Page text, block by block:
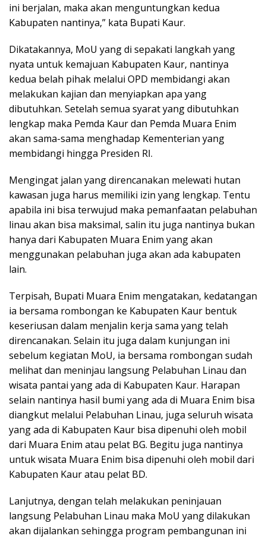
ini berjalan, maka akan menguntungkan kedua
Kabupaten nantinya,” kata Bupati Kaur.
Dikatakannya, MoU yang di sepakati langkah yang
nyata untuk kemajuan Kabupaten Kaur, nantinya
kedua belah pihak melalui OPD membidangi akan
melakukan kajian dan menyiapkan apa yang
dibutuhkan. Setelah semua syarat yang dibutuhkan
lengkap maka Pemda Kaur dan Pemda Muara Enim
akan sama-sama menghadap Kementerian yang
membidangi hingga Presiden RI.
Mengingat jalan yang direncanakan melewati hutan
kawasan juga harus memiliki izin yang lengkap. Tentu
apabila ini bisa terwujud maka pemanfaatan pelabuhan
linau akan bisa maksimal, salin itu juga nantinya bukan
hanya dari Kabupaten Muara Enim yang akan
menggunakan pelabuhan juga akan ada kabupaten
lain.
Terpisah, Bupati Muara Enim mengatakan, kedatangan
ia bersama rombongan ke Kabupaten Kaur bentuk
keseriusan dalam menjalin kerja sama yang telah
direncanakan. Selain itu juga dalam kunjungan ini
sebelum kegiatan MoU, ia bersama rombongan sudah
melihat dan meninjau langsung Pelabuhan Linau dan
wisata pantai yang ada di Kabupaten Kaur. Harapan
selain nantinya hasil bumi yang ada di Muara Enim bisa
diangkut melalui Pelabuhan Linau, juga seluruh wisata
yang ada di Kabupaten Kaur bisa dipenuhi oleh mobil
dari Muara Enim atau pelat BG. Begitu juga nantinya
untuk wisata Muara Enim bisa dipenuhi oleh mobil dari
Kabupaten Kaur atau pelat BD.
Lanjutnya, dengan telah melakukan peninjauan
langsung Pelabuhan Linau maka MoU yang dilakukan
akan dijalankan sehingga program pembangunan ini